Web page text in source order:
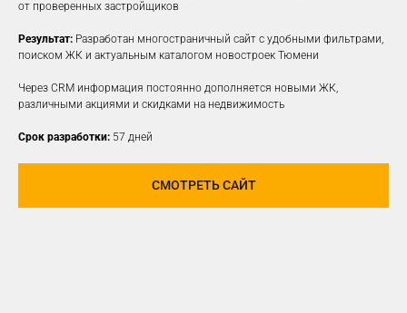
от проверенных застройщиков
Результат: Разработан многостраничный сайт с удобными фильтрами,
поиском ЖК и актуальным каталогом новостроек Тюмени
Через CRM информация постоянно дополняется новыми ЖК,
различными акциями и скидками на недвижимость
Срок разработки: 57 дней
СМОТРЕТЬ САЙТ